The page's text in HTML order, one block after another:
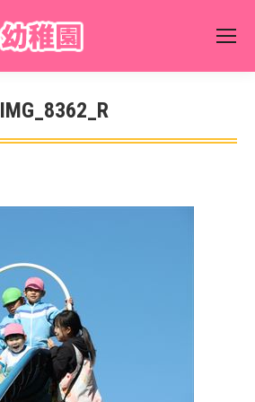
IMG_8362_R
You are here: